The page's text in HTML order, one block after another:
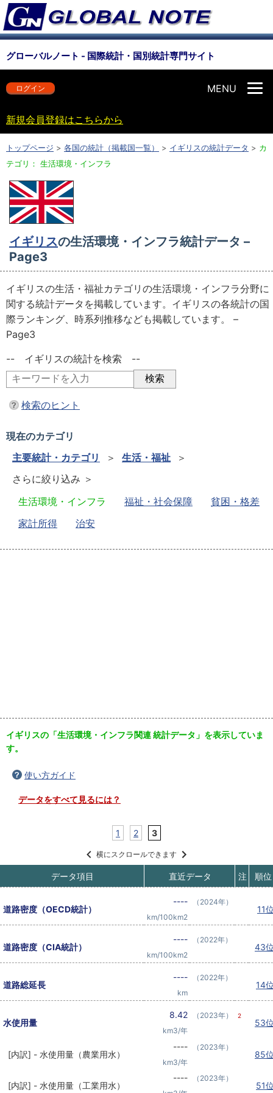
グローバルノート - 国際統計・国別統計専門サイト
MENU
ログイン
新規会員登録はこちらから
トップページ > 各国の統計（掲載国一覧） > イギリスの統計データ > カ
テゴリ： 生活環境・インフラ
イギリスの生活環境・インフラ統計データ –
Page3
イギリスの生活・福祉カテゴリの生活環境・インフラ分野に
関する統計データを掲載しています。イギリスの各統計の国
際ランキング、時系列推移なども掲載しています。 –
Page3
-- イギリスの統計を検索 --
検索のヒント
現在のカテゴリ
主要統計・カテゴリ
＞ 生活・福祉 ＞
さらに絞り込み ＞
生活環境・インフラ
福祉・社会保障
貧困・格差
家計所得
治安
イギリスの「生活環境・インフラ関連 統計データ」を表示していま
す。
使い方ガイド
データをすべて見るには？
1 2 3
横にスクロールできます
データ項目 直近データ 注 順位
道路密度（OECD統計）
----
km/100km2
（2024年）
11
道路密度（CIA統計）
----
km/100km2
（2022年）
43
道路総延長
----
km
（2022年）
14
水使用量
8.42
km3/年
（2023年） 2
53
[内訳] - 水使用量（農業用水）
----
km3/年
（2023年）
85
[内訳] - 水使用量（工業用水）
---- （2023年）
51